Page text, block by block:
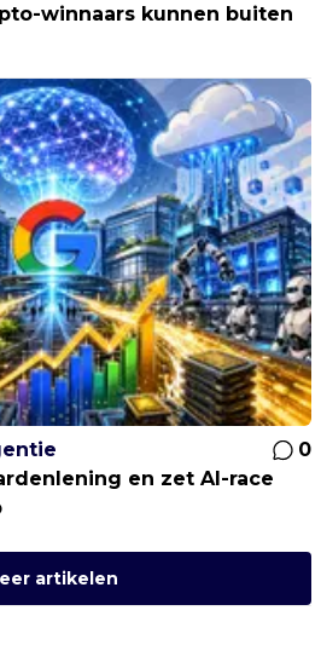
winnaars kunnen buiten
0
en zet AI-race
artikelen